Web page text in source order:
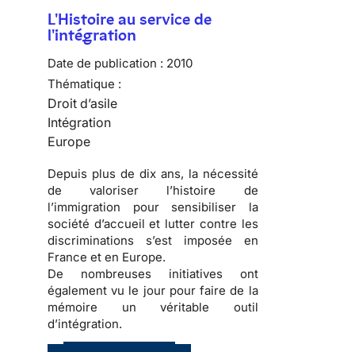
L'Histoire au service de
l'intégration
Date de publication : 2010
Thématique :
Droit d’asile
Intégration
Europe
Depuis plus de dix ans, la nécessité
de valoriser l’histoire de
l’immigration pour sensibiliser la
société d’accueil et lutter contre les
discriminations s’est imposée en
France et en Europe.
De nombreuses initiatives ont
également vu le jour pour faire de la
mémoire un véritable outil
d’intégration.